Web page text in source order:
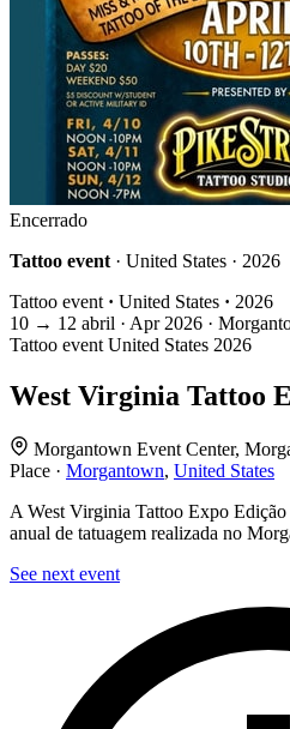
Encerrado
Tattoo event · United States · 2026
Tattoo event · United States · 2026
10 → 12 abril · Apr 2026 ·
Tattoo event United States 2026
West Virginia Tattoo
Morgantown Event Center,
Place · Morgantown, United States
A West Virginia Tattoo Expo
anual de tatuagem realizada no
See next event